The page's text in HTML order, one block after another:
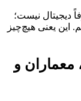
دیجیتال نیست؛
این یعنی هیچ‌چیز
و